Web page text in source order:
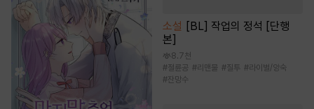
소설 [BL] 작업의 정석 [단행
본]
8.7천
#절륜공 #리맨물 #질투 #라이벌/앙숙
#잔망수